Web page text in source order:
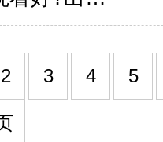
2 3 4 5